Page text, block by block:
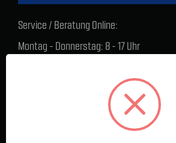
Service / Beratung Online:
Montag - Donnerstag: 8 - 17 Uhr
Lager Lauenstein (Warenabholungen):
Montag - Donnerstag: 7.30 - 15 Uhr